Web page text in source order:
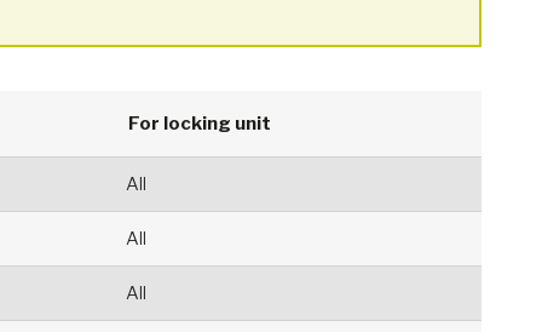
For locking unit
All
All
All